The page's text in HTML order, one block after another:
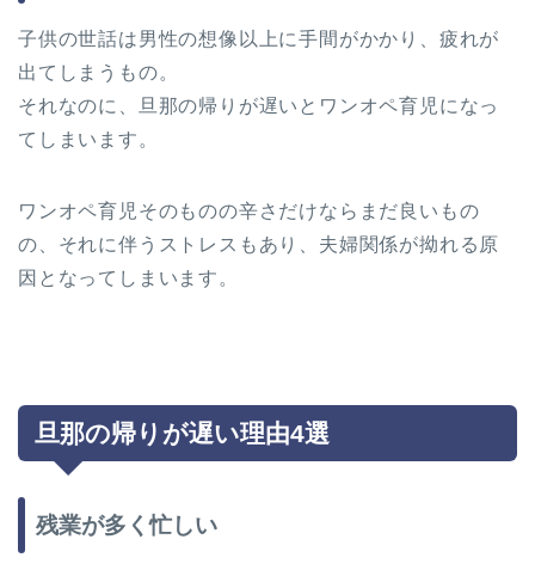
子供の世話は男性の想像以上に手間がかかり、疲れが
出てしまうもの。
それなのに、旦那の帰りが遅いとワンオペ育児になっ
てしまいます。
ワンオペ育児そのものの辛さだけならまだ良いもの
の、それに伴うストレスもあり、夫婦関係が拗れる原
因となってしまいます。
旦那の帰りが遅い理由4選
残業が多く忙しい